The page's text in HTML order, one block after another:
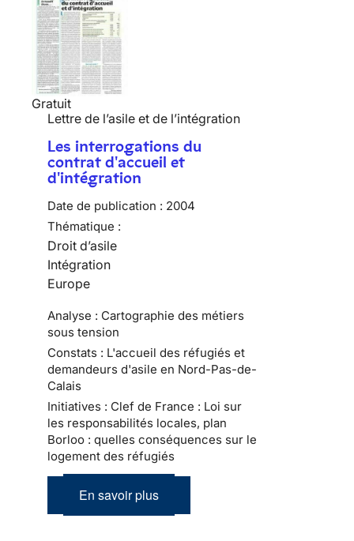
Gratuit
Lettre de l’asile et de l’intégration
Les interrogations du
contrat d'accueil et
d'intégration
Date de publication : 2004
Thématique :
Droit d’asile
Intégration
Europe
Analyse : Cartographie des métiers
sous tension
Constats : L'accueil des réfugiés et
demandeurs d'asile en Nord-Pas-de-
Calais
Initiatives : Clef de France : Loi sur
les responsabilités locales, plan
Borloo : quelles conséquences sur le
logement des réfugiés
En savoir plus